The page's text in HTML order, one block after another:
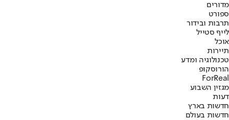
מדורים
ספורט
תרבות ובידור
לייף סטייל
אוכל
תיירות
טכנולוגיה ומדע
הורוסקופ
ForReal
מגזין השבוע
דעות
חדשות בארץ
חדשות בעולם